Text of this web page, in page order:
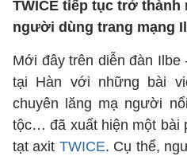
TWICE tiếp tục trở
người dùng trang mạng
Mới đây trên diễn đàn Ilbe
tại Hàn với những bài
chuyên lăng mạ người
tộc… đã xuất hiện một bài
tạt axit TWICE. Cụ thể,